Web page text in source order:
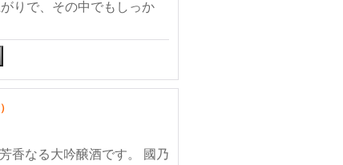
りで、その中でもしっか
香なる大吟醸酒です。 國乃